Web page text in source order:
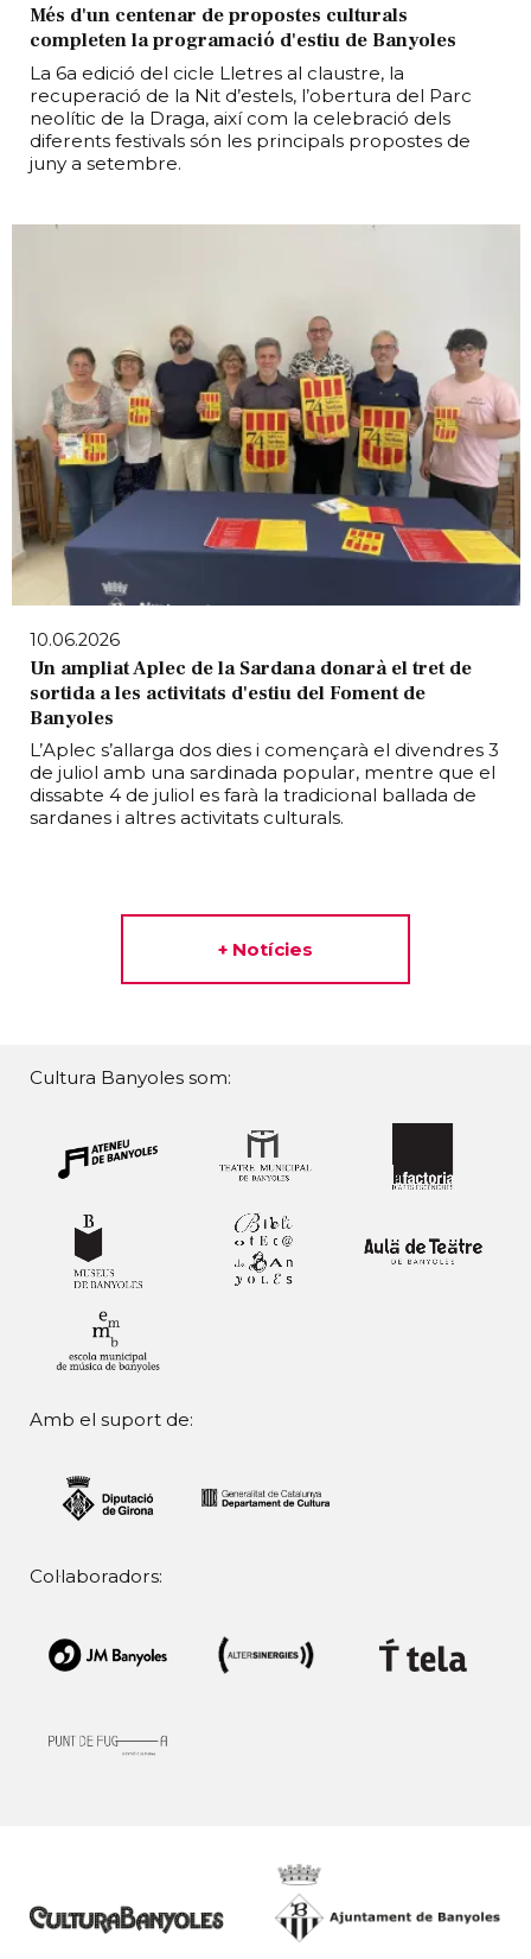
Més d'un centenar de propostes culturals
completen la programació d'estiu de Banyoles
La 6a edició del cicle Lletres al claustre, la
recuperació de la Nit d’estels, l’obertura del Parc
neolític de la Draga, així com la celebració dels
diferents festivals són les principals propostes de
juny a setembre.
10.06.2026
Un ampliat Aplec de la Sardana donarà el tret de
sortida a les activitats d'estiu del Foment de
Banyoles
L’Aplec s’allarga dos dies i començarà el divendres 3
de juliol amb una sardinada popular, mentre que el
dissabte 4 de juliol es farà la tradicional ballada de
sardanes i altres activitats culturals.
+ Notícies
Cultura Banyoles som:
Amb el suport de:
Col·laboradors: